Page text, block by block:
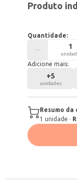
Produto
Quantidade:
Adicione mais:
+5
unidades
Resumo da
1 unidade ·